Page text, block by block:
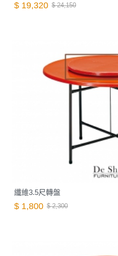
$ 19,320 $ 24,150
纖維3.5尺轉盤
$ 1,800 $ 2,300